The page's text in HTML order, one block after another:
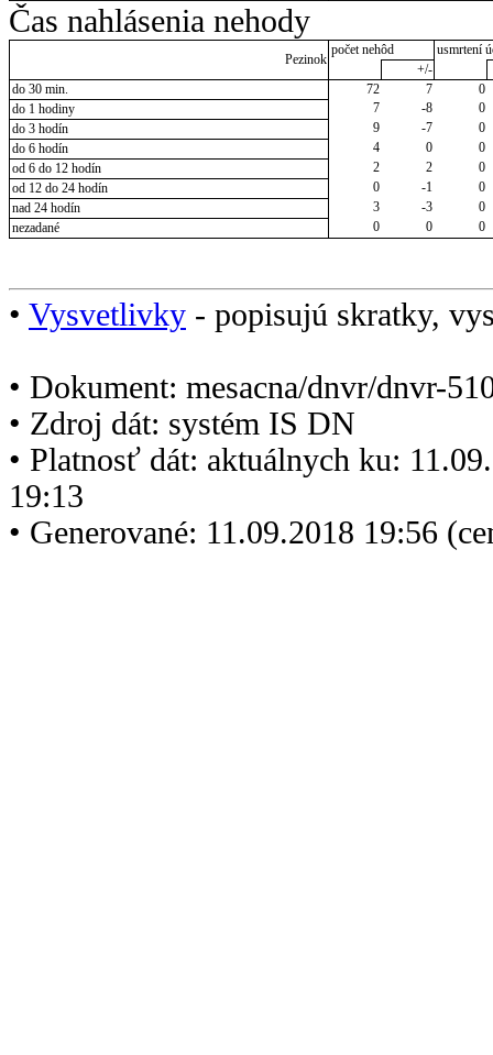
Čas nahlásenia nehody
Pezinok
počet nehôd
usmrtení
+/-
do 30 min.
72 7
0
do 1 hodiny
7 -8
0
do 3 hodín
9 -7
0
do 6 hodín
4 0
0
od 6 do 12 hodín
2 2
0
od 12 do 24 hodín
0 -1
0
nad 24 hodín
3 -3
0
nezadané
0 0 0
• Vysvetlivky - popisujú skratky,
• Dokument: mesacna/dnvr/dnvr-
• Zdroj dát: systém IS DN
• Platnosť dát: aktuálnych ku:
19:13
• Generované: 11.09.2018 19:56